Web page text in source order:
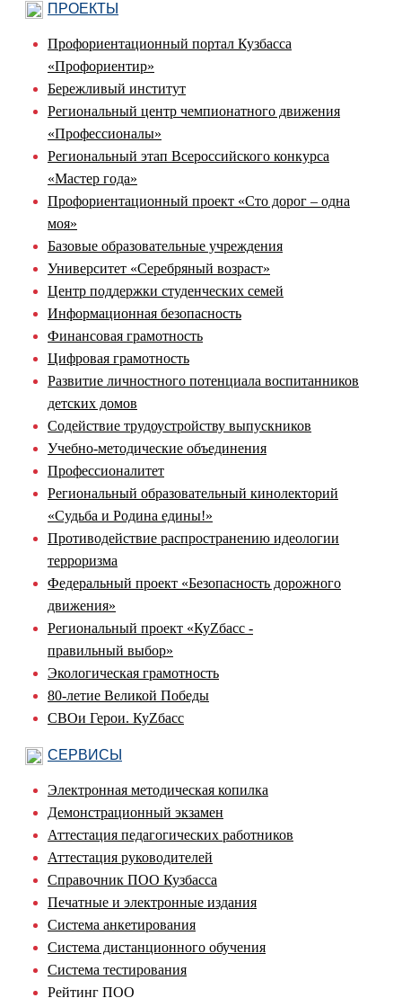
ПРОЕКТЫ
Профориентационный портал Кузбасса
«Профориентир»
Бережливый институт
Региональный центр чемпионатного движения
«Профессионалы»
Региональный этап Всероссийского конкурса
«Мастер года»
Профориентационный проект «Сто дорог – одна
моя»
Базовые образовательные учреждения
Университет «Серебряный возраст»
Центр поддержки студенческих семей
Информационная безопасность
Финансовая грамотность
Цифровая грамотность
Развитие личностного потенциала воспитанников
детских домов
Содействие трудоустройству выпускников
Учебно-методические объединения
Профессионалитет
Региональный образовательный кинолекторий
«Судьба и Родина едины!»
Противодействие распространению идеологии
терроризма
Федеральный проект «Безопасность дорожного
движения»
Региональный проект «КуZбасс -
правильный выбор»
Экологическая грамотность
80-летие Великой Победы
СВОи Герои. КуZбасс
СЕРВИСЫ
Электронная методическая копилка
Демонстрационный экзамен
Аттестация педагогических работников
Аттестация руководителей
Справочник ПОО Кузбасса
Печатные и электронные издания
Система анкетирования
Система дистанционного обучения
Система тестирования
Рейтинг ПОО